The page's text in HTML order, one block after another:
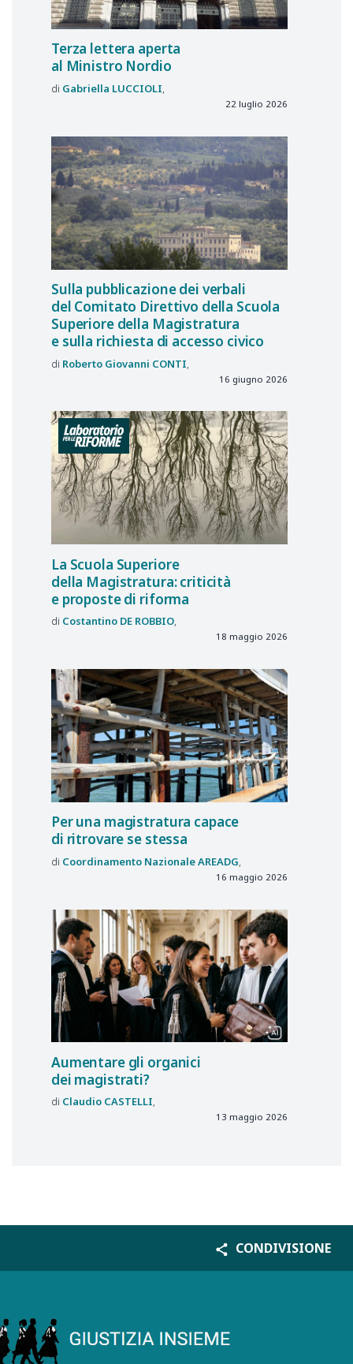
Terza lettera aperta
al Ministro Nordio
Gabriella LUCCIOLI
22 luglio 2026
Sulla pubblicazione dei verbali
del Comitato Direttivo della Scuola
Superiore della Magistratura
e sulla richiesta di accesso civico
Roberto Giovanni CONTI
16 giugno 2026
La Scuola Superiore
della Magistratura: criticità
e proposte di riforma
Costantino DE ROBBIO
18 maggio 2026
Per una magistratura capace
di ritrovare se stessa
Coordinamento NazionaleAREADG
16 maggio 2026
Aumentare gli organici
dei magistrati?
Claudio CASTELLI
13 maggio 2026
CONDIVISIONE